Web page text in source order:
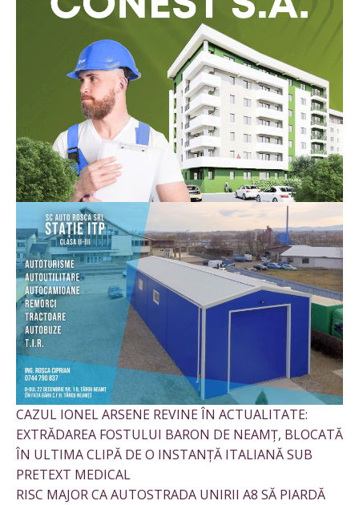
CAZUL IONEL ARSENE REVINE ÎN ACTUALITATE:
EXTRĂDAREA FOSTULUI BARON DE NEAMȚ, BLOCATĂ
ÎN ULTIMA CLIPĂ DE O INSTANȚĂ ITALIANĂ SUB
PRETEXT MEDICAL
RISC MAJOR CA AUTOSTRADA UNIRII A8 SĂ PIARDĂ